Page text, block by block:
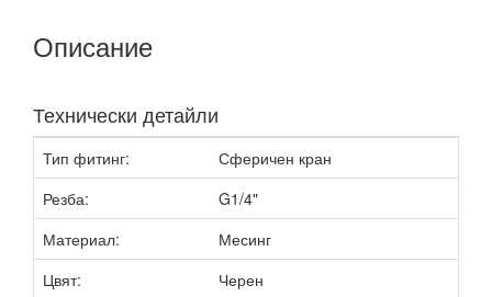
Описание
Технически детайли
Тип фитинг:
Сферичен кран
Резба:
G1/4"
Материал:
Месинг
Цвят:
Черен